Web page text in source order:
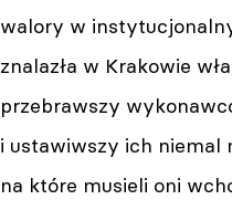
walory w
znalazła w Krakowie
przebrawszy
i ustawiwszy ich niemal
na które musieli oni